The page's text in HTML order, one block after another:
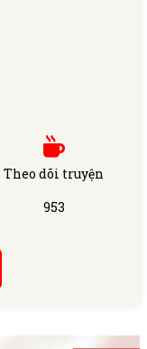
Theo dõi truyện
953